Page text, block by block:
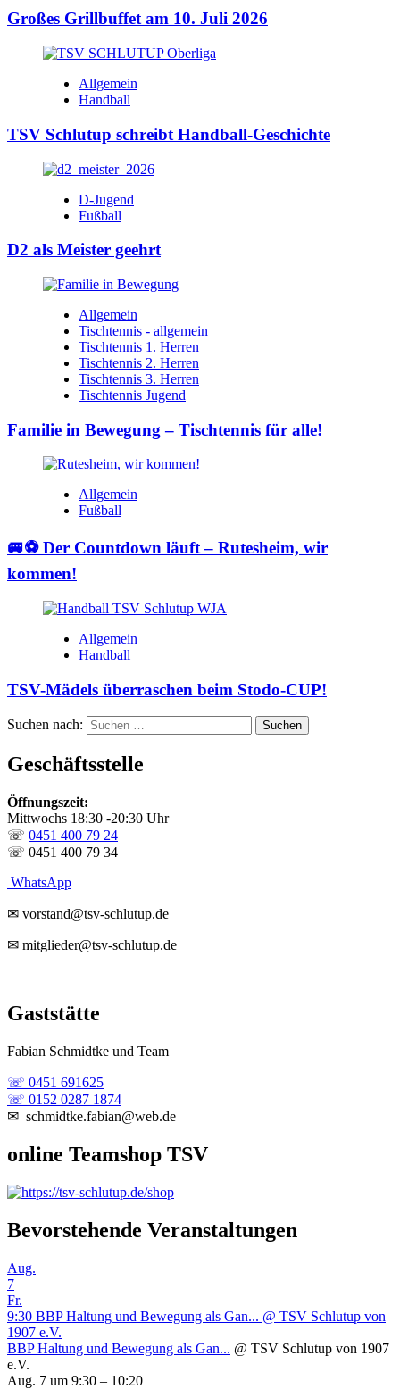
Großes Grillbuffet am 10. Juli 2026
Allgemein
Handball
TSV Schlutup schreibt Handball-Geschichte
D-Jugend
Fußball
D2 als Meister geehrt
Allgemein
Tischtennis - allgemein
Tischtennis 1. Herren
Tischtennis 2. Herren
Tischtennis 3. Herren
Tischtennis Jugend
Familie in Bewegung – Tischtennis für alle!
Allgemein
Fußball
🚐⚽ Der Countdown läuft – Rutesheim, wir
kommen!
Allgemein
Handball
TSV-Mädels überraschen beim Stodo-CUP!
Suchen nach:
Geschäftsstelle
Öffnungszeit:
Mittwochs 18:30 -20:30 Uhr
☏ 0451 400 79 24
☏ 0451 400 79 34
WhatsApp
✉ vorstand@tsv-schlutup.de
✉ mitglieder@tsv-schlutup.de
Gaststätte
Fabian Schmidtke und Team
☏ 0451 691625
☏ 0152 0287 1874
✉ schmidtke.fabian@web.de
online Teamshop TSV
Bevorstehende Veranstaltungen
Aug.
7
Fr.
9:30 BBP Haltung und Bewegung als Gan... @ TSV Schlutup von
1907 e.V.
BBP Haltung und Bewegung als Gan... @ TSV Schlutup von 1907
e.V.
Aug. 7 um 9:30 – 10:20